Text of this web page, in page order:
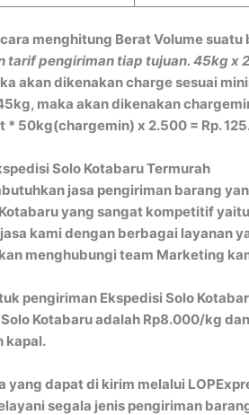
menghitung Berat Volume
tarif pengiriman tiap tujuan. 45kg x
akan dikenakan charge sesuai
maka akan dikenakan
* 50kg(chargemin) x 2.500 = Rp.
Solo Kotabaru Termurah
jasa pengiriman barang
yang sangat kompetitif
kami dengan berbagai layanan
menghubungi team Marketing
pengiriman Ekspedisi Solo
Kotabaru adalah Rp8.000/kg
kapal.
yang dapat di kirim melalui
segala jenis pengiriman